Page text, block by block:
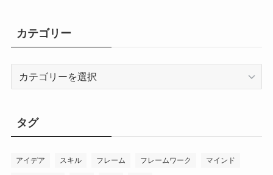
カテゴリー
ー
タグ
アイデア スキル フレーム フレームワーク マインド